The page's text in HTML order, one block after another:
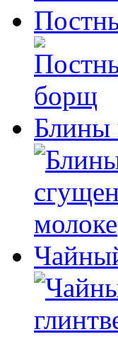
Блины